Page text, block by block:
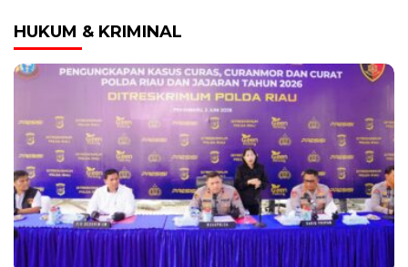
HUKUM & KRIMINAL